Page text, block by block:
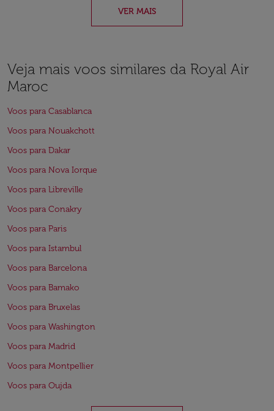
VER MAIS
Veja mais voos similares da Royal Air
Maroc
Voos para Casablanca
Voos para Nouakchott
Voos para Dakar
Voos para Nova Iorque
Voos para Libreville
Voos para Conakry
Voos para Paris
Voos para Istambul
Voos para Barcelona
Voos para Bamako
Voos para Bruxelas
Voos para Washington
Voos para Madrid
Voos para Montpellier
Voos para Oujda